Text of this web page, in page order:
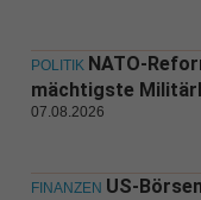
POLITIK NATO-
mächtigste
07.08.2026
FINANZEN US-